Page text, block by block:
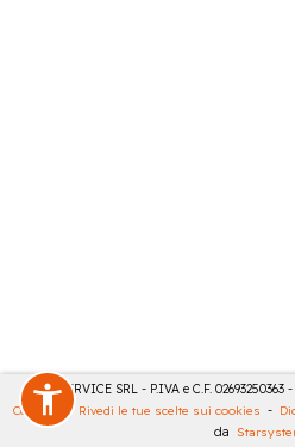
CASA SERVICE SRL - P.IVA e C.F. 02693250363
Cookies
- Rivedi le tue scelte sui cookies -
da